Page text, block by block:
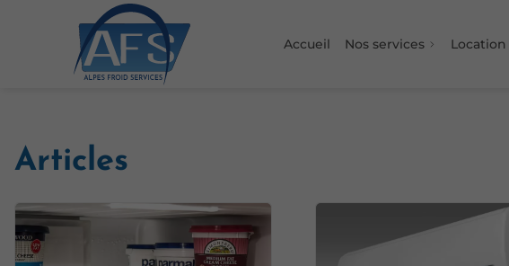
Accueil Nos services Location
Articles